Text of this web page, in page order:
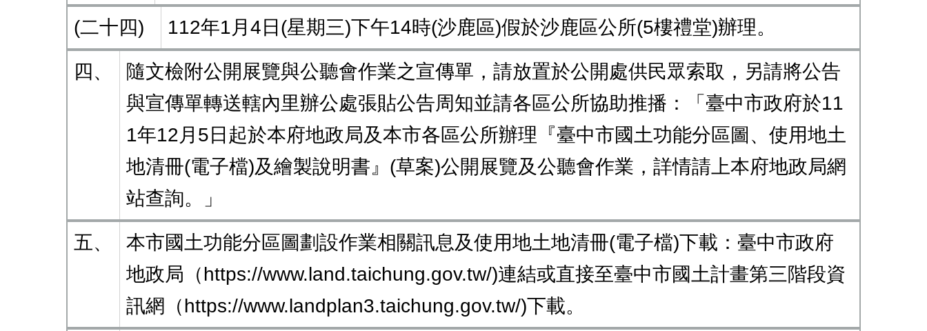
(二十四) 112年1月4日(星期三)下午14時(沙鹿區)假於沙鹿區公所(5樓禮堂)辦理。
四、
隨文檢附公開展覽與公聽會作業之宣傳單，請放置於公開處供民眾索取，另請將公告
與宣傳單轉送轄內里辦公處張貼公告周知並請各區公所協助推播：「臺中市政府於11
1年12月5日起於本府地政局及本市各區公所辦理『臺中市國土功能分區圖、使用地土
地清冊(電子檔)及繪製說明書』(草案)公開展覽及公聽會作業，詳情請上本府地政局網
站查詢。」
五、
本市國土功能分區圖劃設作業相關訊息及使用地土地清冊(電子檔)下載：臺中市政府
地政局（https://www.land.taichung.gov.tw/)連結或直接至臺中市國土計畫第三階段資
訊網（https://www.landplan3.taichung.gov.tw/)下載。